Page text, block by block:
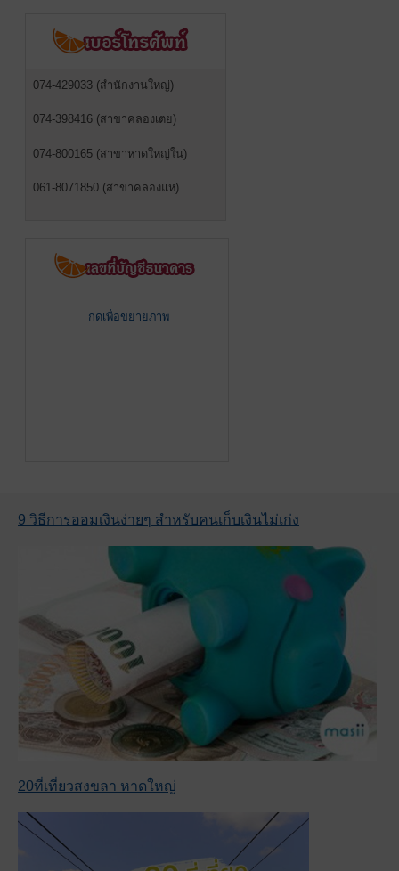
074-429033 (สำนักงานใหญ่)
074-398416 (สาขาคลองเตย)
074-800165 (สาขาหาดใหญ่ใน)
061-8071850 (สาขาคลองแห)
กดเพื่อขยายภาพ
9 วิธีการออมเงินง่ายๆ สำหรับคนเก็บเงินไม่เก่ง
20ที่เที่ยวสงขลา หาดใหญ่